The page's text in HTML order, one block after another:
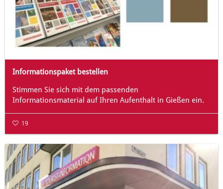
Informationspaket bestellen
Stimmen Sie sich mit dem passenden
Informationsmaterial auf Ihren Aufenthalt in Gießen ein.
19